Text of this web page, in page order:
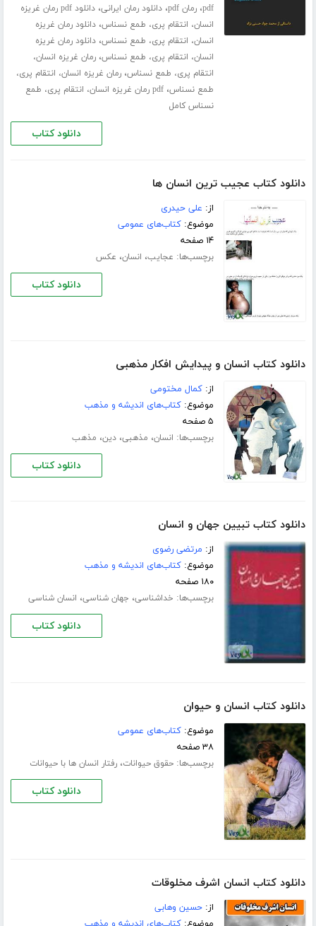
pdf،رمان pdf ،دانلود رمان ایرانی،
دانلود pdf رمان غریزه
انسان، انتقام پری، طمع نسناس،دانلود رمان غریزه
انسان، انتقام پری، طمع نسناس،دانلود رمان غریزه
انسان، انتقام پری، طمع نسناس،رمان غریزه انسان،
انتقام پری، طمع نسناس،رمان غریزه انسان، انتقام پری،
طمع نسناس،
pdf رمان غریزه انسان، انتقام پری، طمع
نسناس کامل
دانلود کتاب
دانلود کتاب عجیب ترین انسان ها
از: علی حیدری
موضوع:کتاب‌های عمومی
۱۴ صفحه
برچسب‌ها: عجایب، انسان، عکس
دانلود کتاب
دانلود کتاب انسان و پیدایش افکار مذهبی
از:کمال مختومی
موضوع:کتاب‌های اندیشه و مذهب
۵ صفحه
برچسب‌ها: انسان، مذهبی،دین، مذهب
دانلود کتاب
دانلود کتاب تبیین جهان و انسان
از: مرتضی رضوی
موضوع:کتاب‌های اندیشه و مذهب
۱۸۰ صفحه
برچسب‌ها: خداشناسی، جهان شناسی، انسان شناسی
دانلود کتاب
دانلود کتاب انسان و حیوان
موضوع:کتاب‌های عمومی
۳۸ صفحه
برچسب‌ها:حقوق حیوانات،رفتار انسان ها با حیوانات
دانلود کتاب
دانلود کتاب انسان اشرف مخلوقات
از:حسین وھابی